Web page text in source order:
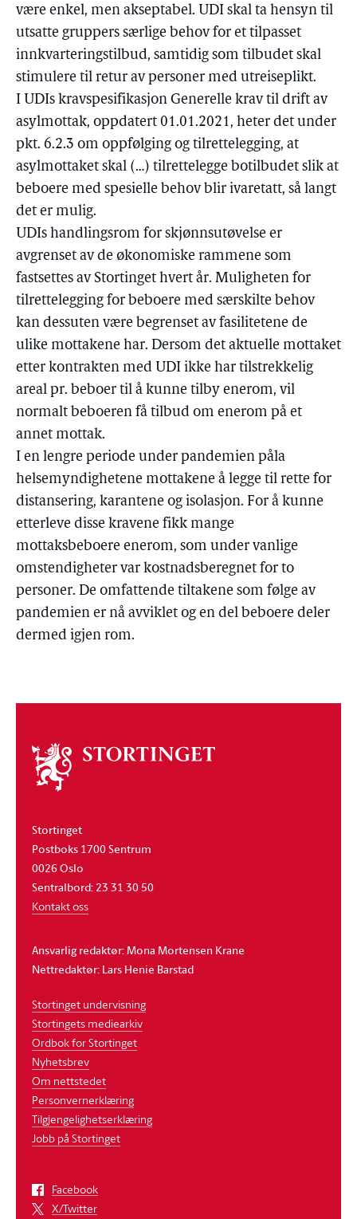
være enkel, men akseptabel. UDI skal ta hensyn til
utsatte gruppers særlige behov for et tilpasset
innkvarteringstilbud, samtidig som tilbudet skal
stimulere til retur av personer med utreiseplikt.
I UDIs kravspesifikasjon Generelle krav til drift av
asylmottak, oppdatert 01.01.2021, heter det under
pkt. 6.2.3 om oppfølging og tilrettelegging, at
asylmottaket skal (…) tilrettelegge botilbudet slik at
beboere med spesielle behov blir ivaretatt, så langt
det er mulig.
UDIs handlingsrom for skjønnsutøvelse er
avgrenset av de økonomiske rammene som
fastsettes av Stortinget hvert år. Muligheten for
tilrettelegging for beboere med særskilte behov
kan dessuten være begrenset av fasilitetene de
ulike mottakene har. Dersom det aktuelle mottaket
etter kontrakten med UDI ikke har tilstrekkelig
areal pr. beboer til å kunne tilby enerom, vil
normalt beboeren få tilbud om enerom på et
annet mottak.
I en lengre periode under pandemien påla
helsemyndighetene mottakene å legge til rette for
distansering, karantene og isolasjon. For å kunne
etterleve disse kravene fikk mange
mottaksbeboere enerom, som under vanlige
omstendigheter var kostnadsberegnet for to
personer. De omfattende tiltakene som følge av
pandemien er nå avviklet og en del beboere deler
dermed igjen rom.
Om
stortinget
Stortinget
Postboks 1700 Sentrum
0026 Oslo
Sentralbord: 23 31 30 50
Kontakt oss
Ansvarlig redaktør: Mona Mortensen Krane
Nettredaktør: Lars Henie Barstad
Stortinget undervisning
Stortingets mediearkiv
Ordbok for Stortinget
Nyhetsbrev
Om nettstedet
Personvernerklæring
Tilgjengelighetserklæring
Jobb på Stortinget
Facebook
X/Twitter